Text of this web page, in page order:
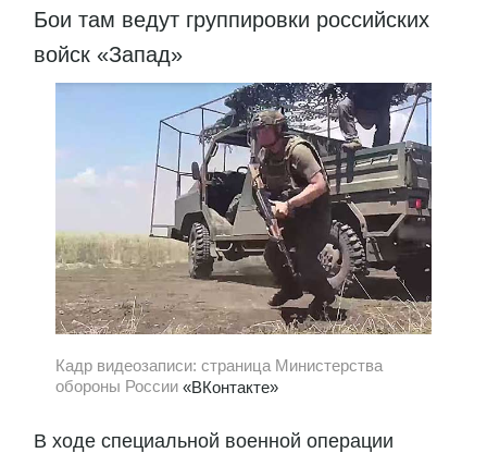
Бои там ведут группировки российских
войск «Запад»
Кадр видеозаписи: страница Министерства
обороны России «ВКонтакте»
В ходе специальной военной операции